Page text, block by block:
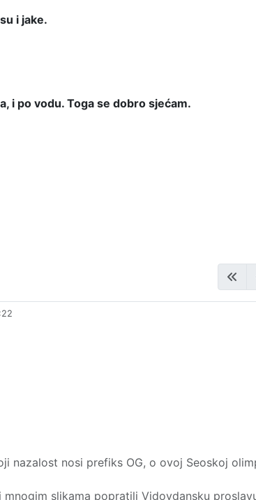
i jake.
i po vodu. Toga se dobro sjećam.
U OGULINU.
nazalost nosi prefiks OG, o ovoj Seoskoj
slikama popratili Vidovdansku